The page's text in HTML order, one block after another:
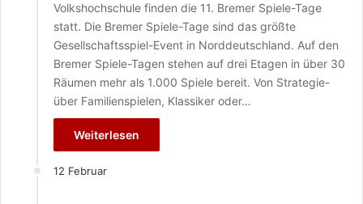
Volkshochschule finden die 11. Bremer Spiele-Tage
statt. Die Bremer Spiele-Tage sind das größte
Gesellschaftsspiel-Event in Norddeutschland. Auf den
Bremer Spiele-Tagen stehen auf drei Etagen in über 30
Räumen mehr als 1.000 Spiele bereit. Von Strategie-
über Familienspielen, Klassiker oder…
Weiterlesen
12 Februar